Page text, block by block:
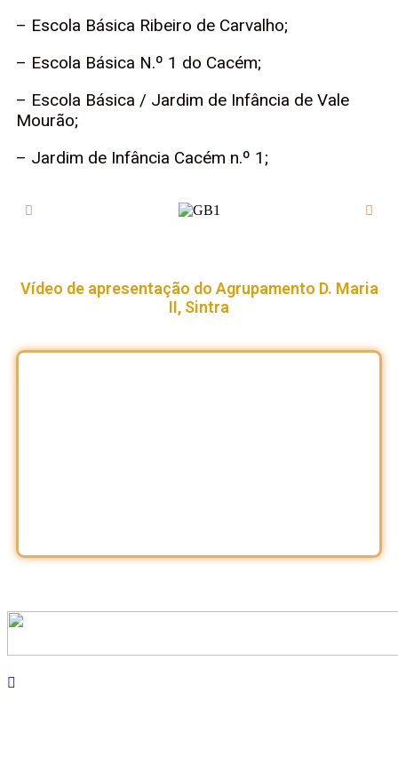
– Escola Básica Ribeiro de Carvalho;
– Escola Básica N.º 1 do Cacém;
– Escola Básica / Jardim de Infância de Vale
Mourão;
– Jardim de Infância Cacém n.º 1;
Vídeo de apresentação do Agrupamento D. Maria
II, Sintra